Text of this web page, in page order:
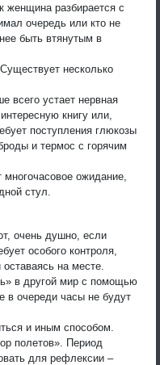
женщина разбирается с
очередь или кто не
быть втянутым в
несколько
всего устает нервная
книгу или,
поступления глюкозы
и термос с горячим
ожидание,
стул.
очень душно, если
особого контроля,
на месте.
в другой мир с помощью
в очереди часы не будут
и иным способом.
полетов». Период
для рефлексии –